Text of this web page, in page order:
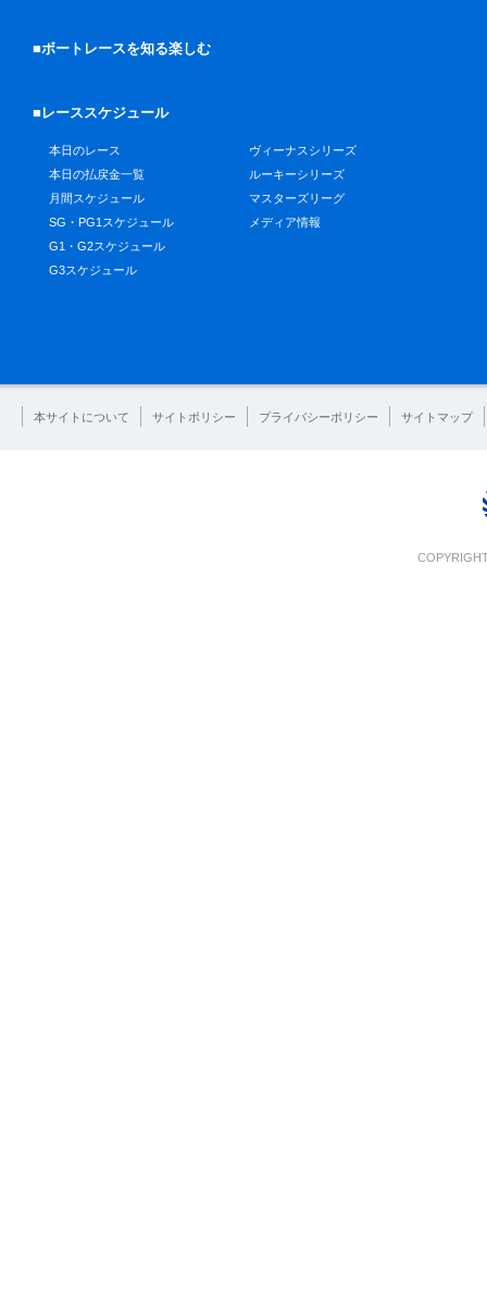
■ボートレースを知る楽しむ
■レーススケジュール
本日のレース
本日の払戻金一覧
月間スケジュール
SG・PG1スケジュール
G1・G2スケジュール
G3スケジュール
ヴィーナスシリーズ
ルーキーシリーズ
マスターズリーグ
メディア情報
本サイトについて サイトポリシー プライバシーポリシー サイトマップ